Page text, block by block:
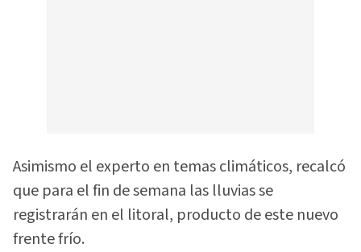
Asimismo el experto en temas climáticos, recalcó
que para el fin de semana las lluvias se
registrarán en el litoral, producto de este nuevo
frente frío.